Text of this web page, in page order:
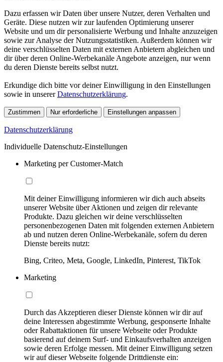
Dazu erfassen wir Daten über unsere Nutzer, deren Verhalten und
Geräte. Diese nutzen wir zur laufenden Optimierung unserer
Website und um dir personalisierte Werbung und Inhalte anzuzeigen
sowie zur Analyse der Nutzungsstatistiken. Außerdem können wir
deine verschlüsselten Daten mit externen Anbietern abgleichen und
dir über deren Online-Werbekanäle Angebote anzeigen, nur wenn
du deren Dienste bereits selbst nutzt.
Erkundige dich bitte vor deiner Einwilligung in den Einstellungen
sowie in unsererDatenschutzerklärung.
Zustimmen Nur erforderliche Einstellungen anpassen
Datenschutzerklärung
Individuelle Datenschutz-Einstellungen
Marketing per Customer-Match
Mit deiner Einwilligung informieren wir dich auch abseits
unserer Website über Aktionen und zeigen dir relevante
Produkte. Dazu gleichen wir deine verschlüsselten
personenbezogenen Daten mit folgenden externen Anbietern
ab und nutzen deren Online-Werbekanäle, sofern du deren
Dienste bereits nutzt:
Bing, Criteo, Meta, Google, LinkedIn, Pinterest, TikTok
Marketing
Durch das Akzeptieren dieser Dienste können wir dir auf
deine Interessen abgestimmte Werbung, gesponserte Inhalte
oder Rabattaktionen für unsere Webseite oder Produkte
basierend auf deinem Surf- und Einkaufsverhalten anzeigen
sowie deren Erfolge messen. Mit deiner Einwilligung setzen
wir auf dieser Webseite folgende Drittdienste ein: